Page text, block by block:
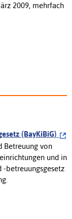
2009, mehrfach
(BayKiBiG)
Betreuung von
und in
-betreuungsgesetz